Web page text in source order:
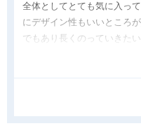
また他社のコンパクトカー
好みのパステルカラーのラ
全体としてとても気に入っ
にデザイン性もいいところ
でもあり長くのっていきた
の時代の車の方が全体的に
にも当時全てコミで１３０
かと感じております。コス